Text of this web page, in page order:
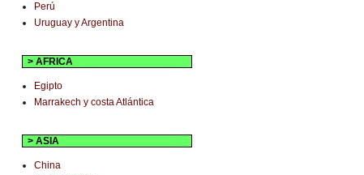
Perú
Uruguay y Argentina
> AFRICA
Egipto
Marrakech y costa Atlántica
> ASIA
China